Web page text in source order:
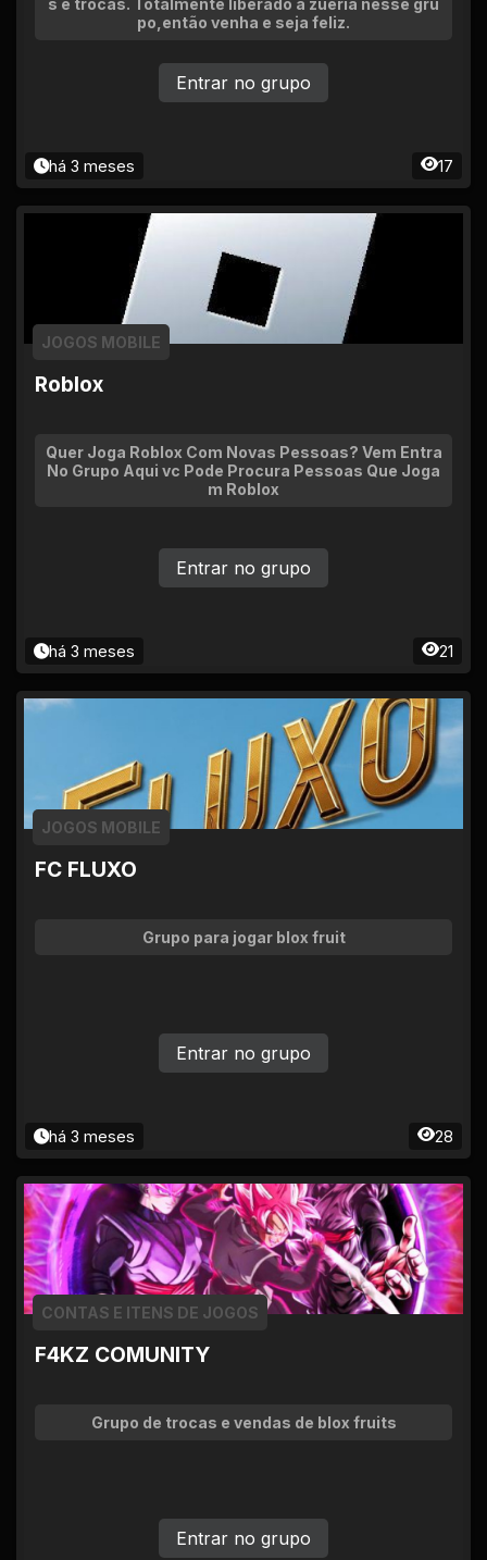
s e trocas. Totalmente liberado a zueria nesse gru
po,então venha e seja feliz.
há 3 meses 17
Entrar no grupo
Roblox
JOGOS MOBILE
Quer Joga Roblox Com Novas Pessoas? Vem Entra
No Grupo Aqui vc Pode Procura Pessoas Que Joga
m Roblox
há 3 meses 21
Entrar no grupo
FC FLUXO
JOGOS MOBILE
Grupo para jogar blox fruit
há 3 meses 28
Entrar no grupo
F4KZ COMUNITY
CONTAS E ITENS DE JOGOS
Grupo de trocas e vendas de blox fruits
Entrar no grupo